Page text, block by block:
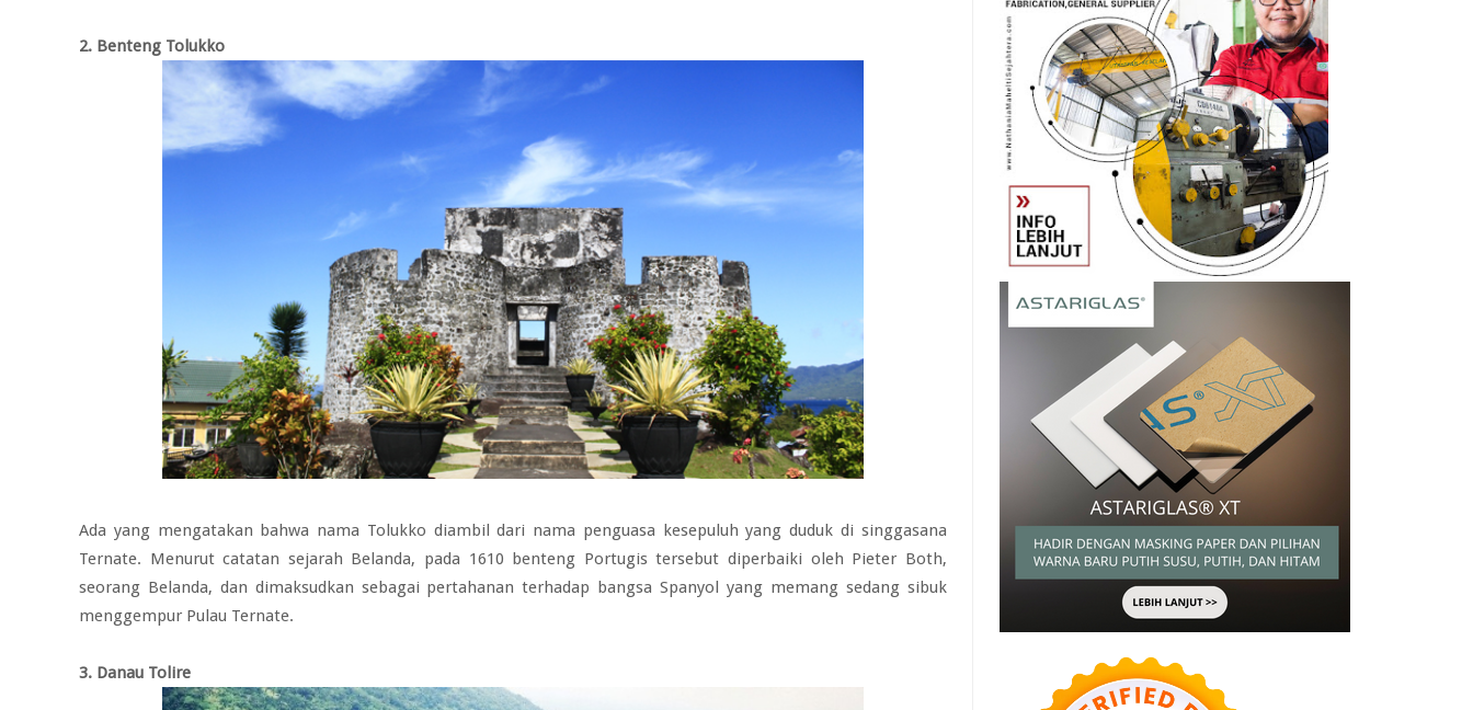
2. Benteng Tolukko
Ada yang mengatakan bahwa nama Tolukko diambil dari nama penguasa kesepuluh yang duduk di singgasana
Ternate. Menurut catatan sejarah Belanda, pada 1610 benteng Portugis tersebut diperbaiki oleh Pieter Both,
seorang Belanda, dan dimaksudkan sebagai pertahanan terhadap bangsa Spanyol yang memang sedang sibuk
menggempur Pulau Ternate.
3. Danau Tolire